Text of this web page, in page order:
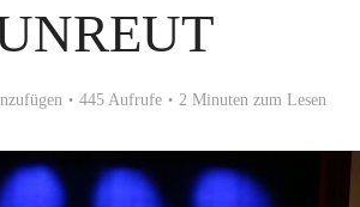
445 Aufrufe 2 Minuten zum Lesen